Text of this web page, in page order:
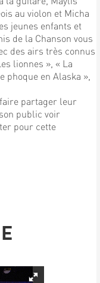
au violon et Micha
jeunes enfants et
de la Chanson vous
des airs très connus
lionnes », « La
phoque en Alaska »,
partager leur
public voir
pour cette